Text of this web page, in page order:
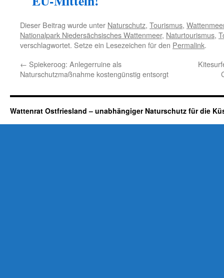
Dieser Beitrag wurde unter Naturschutz, Tourismus,
Nationalpark Niedersächsisches Wattenmeer, Naturtourismus,
verschlagwortet. Setze ein Lesezeichen für den Permalink.
← Spiekeroog: Anlegerruine als
Naturschutzmaßnahme kostengünstig entsorgt
Wattenrat Ostfriesland – unabhängiger Naturschutz für die